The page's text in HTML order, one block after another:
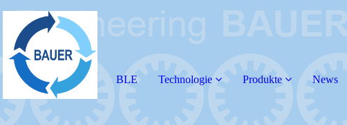
BLE Technologie Produkte News